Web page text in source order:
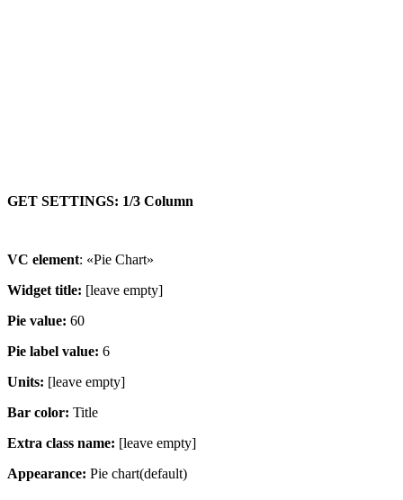
GET SETTINGS: 1/3 Column
VC element: «Pie Chart»
Widget title: [leave empty]
Pie value: 60
Pie label value: 6
Units: [leave empty]
Bar color: Title
Extra class name: [leave empty]
Appearance: Pie chart(default)